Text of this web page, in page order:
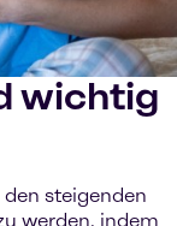
wichtig
steigenden
werden, indem